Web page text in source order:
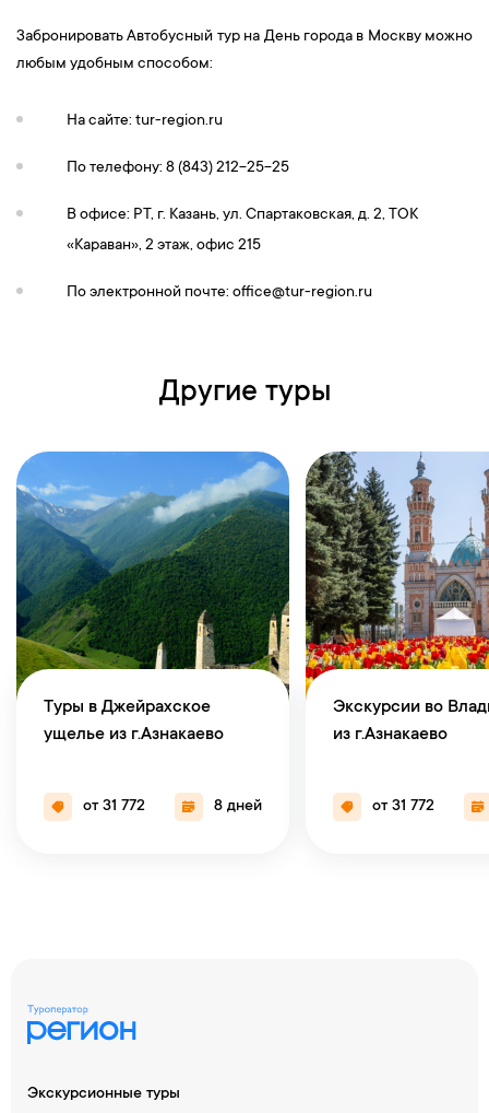
Забронировать Автобусный тур на День города в Москву можно
любым удобным способом:
На сайте: tur-region.ru
По телефону: 8 (843) 212-25-25
В офисе: РТ, г. Казань, ул. Спартаковская, д. 2, ТОК
«Караван», 2 этаж, офис 215
По электронной почте: office@tur-region.ru
Другие туры
Туры в Джейрахское
ущелье из г.Азнакаево
от 31 772 8 дней
Экскурсии во
из г.Азнакаево
от 31 772
Экскурсионные туры